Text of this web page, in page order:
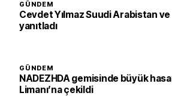
GÜNDEM
Cevdet Yılmaz Suudi Arabistan
yanıtladı
GÜNDEM
NADEZHDA gemisinde büyük
Limanı’na çekildi